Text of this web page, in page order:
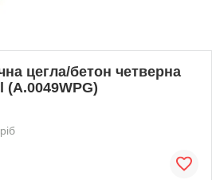
цегла/бетон четверна
(A.0049WPG)